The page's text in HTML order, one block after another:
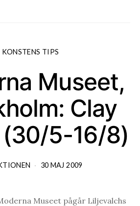
KONSTENS TIPS
Museet,
Clay
5-16/8)
30 MAJ 2009
Museet pågår Liljevalchs